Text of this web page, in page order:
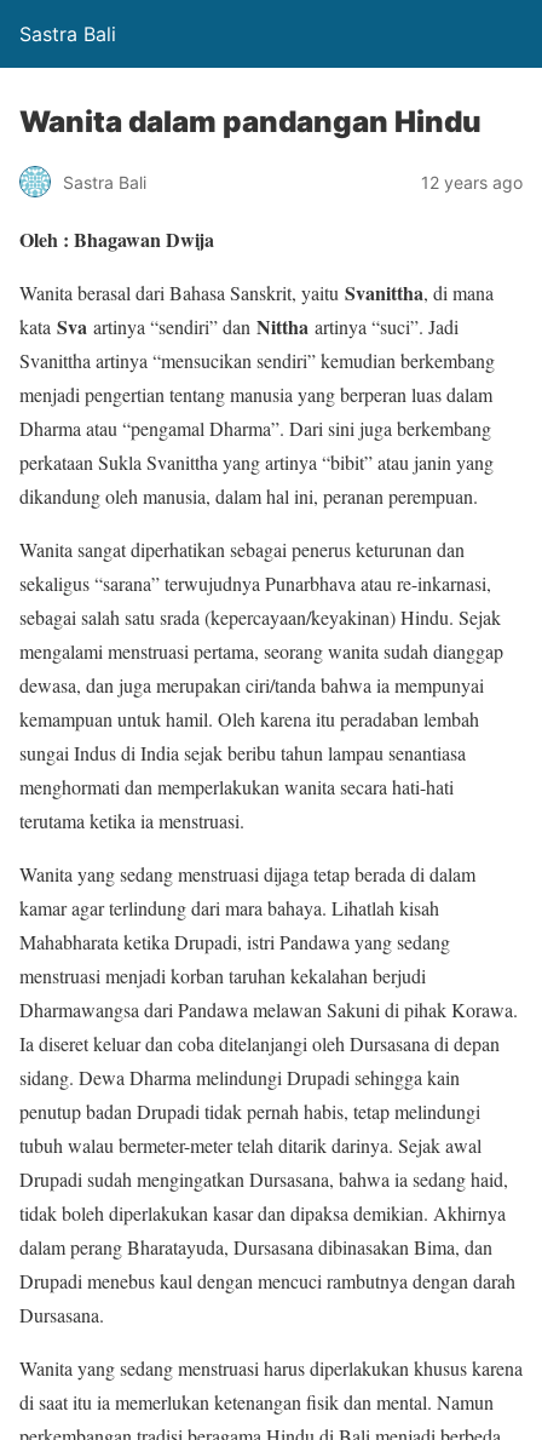
Sastra Bali
Wanita dalam pandangan Hindu
Sastra Bali 12 years ago
Oleh : Bhagawan Dwija
Wanita berasal dari Bahasa Sanskrit, yaitu Svanittha, di mana
kata Sva artinya “sendiri” dan Nittha artinya “suci”. Jadi
Svanittha artinya “mensucikan sendiri” kemudian berkembang
menjadi pengertian tentang manusia yang berperan luas dalam
Dharma atau “pengamal Dharma”. Dari sini juga berkembang
perkataan Sukla Svanittha yang artinya “bibit” atau janin yang
dikandung oleh manusia, dalam hal ini, peranan perempuan.
Wanita sangat diperhatikan sebagai penerus keturunan dan
sekaligus “sarana” terwujudnya Punarbhava atau re-inkarnasi,
sebagai salah satu srada (kepercayaan/keyakinan) Hindu. Sejak
mengalami menstruasi pertama, seorang wanita sudah dianggap
dewasa, dan juga merupakan ciri/tanda bahwa ia mempunyai
kemampuan untuk hamil. Oleh karena itu peradaban lembah
sungai Indus di India sejak beribu tahun lampau senantiasa
menghormati dan memperlakukan wanita secara hati-hati
terutama ketika ia menstruasi.
Wanita yang sedang menstruasi dijaga tetap berada di dalam
kamar agar terlindung dari mara bahaya. Lihatlah kisah
Mahabharata ketika Drupadi, istri Pandawa yang sedang
menstruasi menjadi korban taruhan kekalahan berjudi
Dharmawangsa dari Pandawa melawan Sakuni di pihak Korawa.
Ia diseret keluar dan coba ditelanjangi oleh Dursasana di depan
sidang. Dewa Dharma melindungi Drupadi sehingga kain
penutup badan Drupadi tidak pernah habis, tetap melindungi
tubuh walau bermeter-meter telah ditarik darinya. Sejak awal
Drupadi sudah mengingatkan Dursasana, bahwa ia sedang haid,
tidak boleh diperlakukan kasar dan dipaksa demikian. Akhirnya
dalam perang Bharatayuda, Dursasana dibinasakan Bima, dan
Drupadi menebus kaul dengan mencuci rambutnya dengan darah
Dursasana.
Wanita yang sedang menstruasi harus diperlakukan khusus karena
di saat itu ia memerlukan ketenangan fisik dan mental. Namun